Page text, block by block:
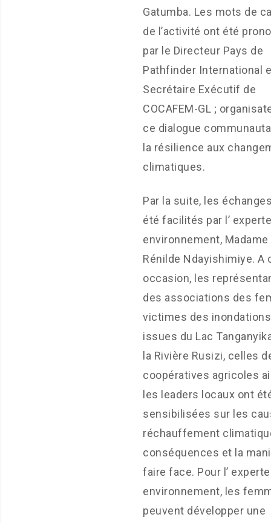
Gatumba. Les mots de
de l’activité ont été
par le Directeur Pays de
Pathfinder International
Secrétaire Exécutif de
COCAFEM-GL ;
ce dialogue
la résilience aux
climatiques.
Par la suite, les
été facilités par l’
environnement, Madame
Rénilde Ndayishimiye. A
occasion, les
des associations des
victimes des inondations
issues du Lac
la Rivière Rusizi, celles
coopératives agricoles
les leaders locaux ont
sensibilisées sur les
réchauffement
conséquences et la
faire face. Pour l’
environnement, les
peuvent développer une